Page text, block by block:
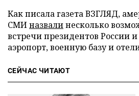
Как писала газета ВЗГЛЯД,
СМИназвалинесколько
встречи президентов России
аэропорт, военную базу и
СЕЙЧАС ЧИТАЮТ